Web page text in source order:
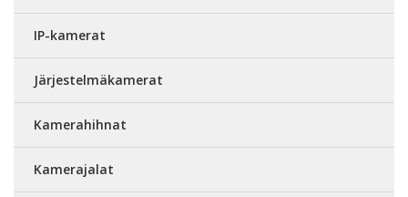
IP-kamerat
Järjestelmäkamerat
Kamerahihnat
Kamerajalat